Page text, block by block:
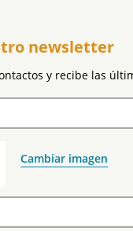
newsletter
y recibe las
Cambiar imagen